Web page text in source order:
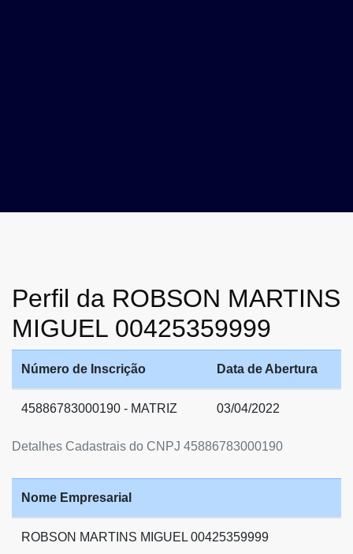
Perfil da ROBSON MARTINS
MIGUEL 00425359999
Detalhes Cadastrais do CNPJ 45886783000190
Número de Inscrição Data de Abertura
45886783000190 - MATRIZ 03/04/2022
Nome Empresarial
ROBSON MARTINS MIGUEL 00425359999